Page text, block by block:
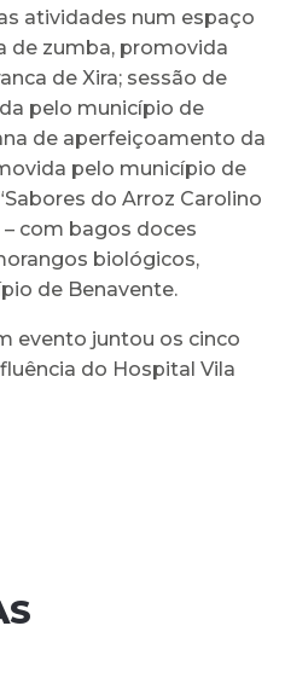
atividades num espaço
de zumba, promovida
de Xira; sessão de
pelo município de
de aperfeiçoamento da
pelo município de
do Arroz Carolino
com bagos doces
biológicos,
de Benavente.
evento juntou os cinco
do Hospital Vila